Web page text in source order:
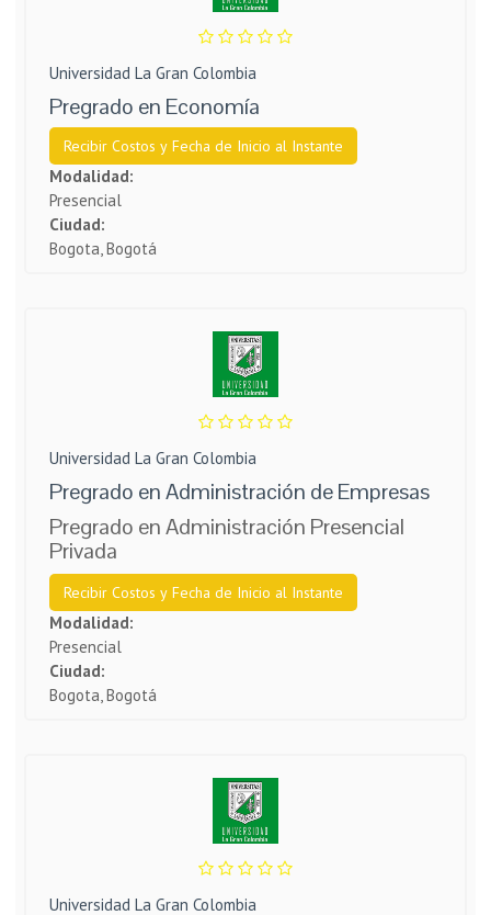
Universidad La Gran Colombia
Pregrado en Economía
Recibir Costos y Fecha de Inicio al Instante
Modalidad:
Presencial
Ciudad:
Bogota, Bogotá
Universidad La Gran Colombia
Pregrado en Administración de Empresas
Pregrado en Administración Presencial
Privada
Recibir Costos y Fecha de Inicio al Instante
Modalidad:
Presencial
Ciudad:
Bogota, Bogotá
Universidad La Gran Colombia